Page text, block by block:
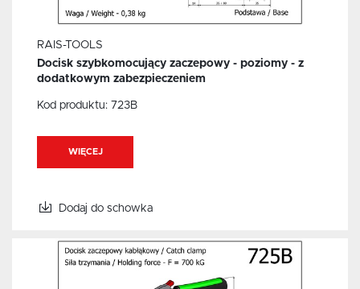
RAIS-TOOLS
Docisk szybkomocujący zaczepowy - poziomy - z
dodatkowym zabezpieczeniem
Kod produktu: 723B
WIĘCEJ
Dodaj do schowka